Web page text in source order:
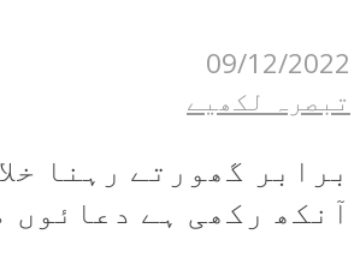
09/12/2022
تبصرہ لکھیے
برابر گھورتے رہنا
آنکھ رکھی ہے دعائوں